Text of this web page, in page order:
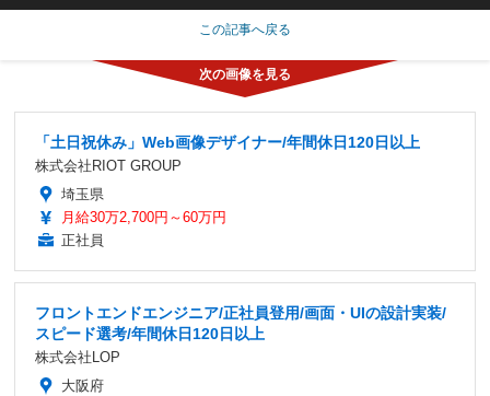
この記事へ戻る
「土日祝休み」Web画像デザイナー/年間休日120日以上
株式会社RIOT GROUP
埼玉県
月給30万2,700円～60万円
正社員
フロントエンドエンジニア/正社員登用/画面・UIの設計実装/
スピード選考/年間休日120日以上
株式会社LOP
大阪府